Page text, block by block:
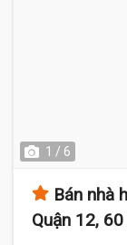
1 / 6
Bán nhà
Quận 12,